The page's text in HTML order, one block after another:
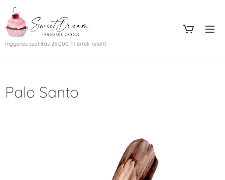
Ingyenes szállítás 25.000 Ft érték felett!
Palo Santo